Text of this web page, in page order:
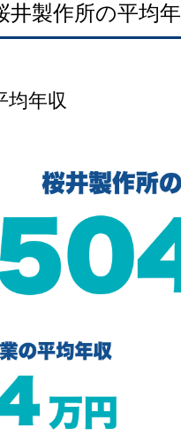
井製作所の平均
均年収